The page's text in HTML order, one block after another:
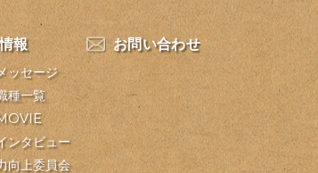
報
ッセージ
種一覧
ンタビュー
向上委員会
お問い合わせ